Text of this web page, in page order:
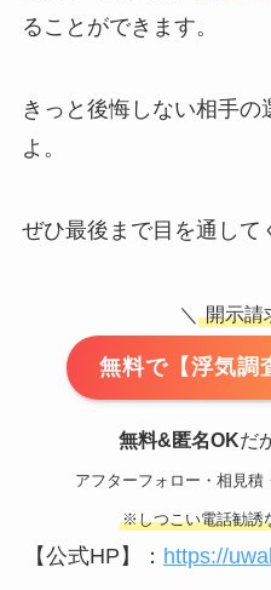
ることができます。
きっと後悔しない相手
よ。
ぜひ最後まで目を通して
＼ 開示請
無料で【浮気
無料&匿名OKだ
アフターフォロー・相見
※しつこい電話勧誘
【公式HP】： https://